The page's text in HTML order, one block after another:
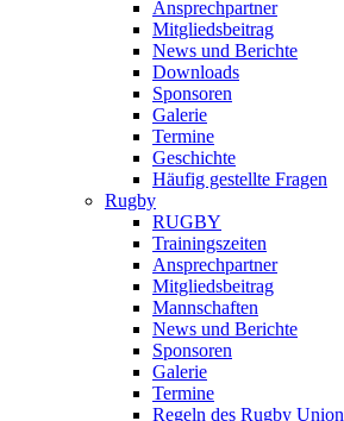
Ansprechpartner
Mitgliedsbeitrag
News und Berichte
Downloads
Sponsoren
Galerie
Termine
Geschichte
Häufig gestellte Fragen
Rugby
RUGBY
Trainingszeiten
Ansprechpartner
Mitgliedsbeitrag
Mannschaften
News und Berichte
Sponsoren
Galerie
Termine
Regeln des Rugby Union